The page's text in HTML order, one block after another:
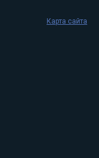
Карта сайта